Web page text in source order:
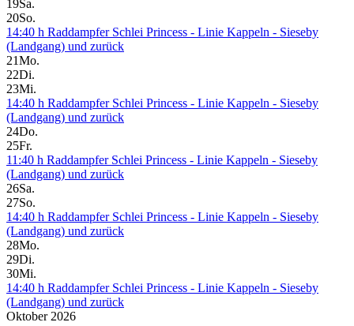
19Sa.
20So.
14:40 h Raddampfer Schlei Princess - Linie Kappeln - Sieseby
(Landgang) und zurück
21Mo.
22Di.
23Mi.
14:40 h Raddampfer Schlei Princess - Linie Kappeln - Sieseby
(Landgang) und zurück
24Do.
25Fr.
11:40 h Raddampfer Schlei Princess - Linie Kappeln - Sieseby
(Landgang) und zurück
26Sa.
27So.
14:40 h Raddampfer Schlei Princess - Linie Kappeln - Sieseby
(Landgang) und zurück
28Mo.
29Di.
30Mi.
14:40 h Raddampfer Schlei Princess - Linie Kappeln - Sieseby
(Landgang) und zurück
Oktober 2026